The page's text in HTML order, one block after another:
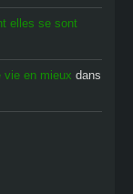
elles se sont
vie en mieux dans